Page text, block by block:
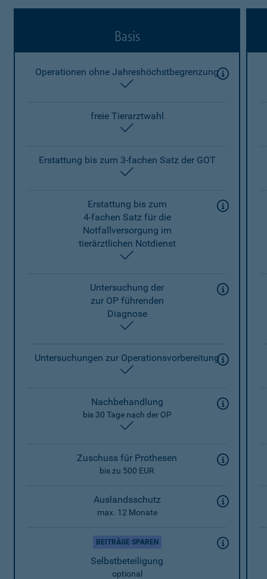
Basis
Operationen ohne Jahreshöchstbegrenzung
freie Tierarztwahl
Erstattung bis zum 3-fachen Satz der GOT
Erstattung bis zum
4-fachen Satz für die
Notfallversorgung im
tierärztlichen Notdienst
Untersuchung der
zur OP führenden
Diagnose
Untersuchungen zur Operationsvorbereitung
Nachbehandlung
bis 30 Tage nach der OP
Zuschuss für Prothesen
bis zu 500 EUR
Auslandsschutz
max. 12 Monate
BEITRÄGE SPAREN
Selbstbeteiligung
optional